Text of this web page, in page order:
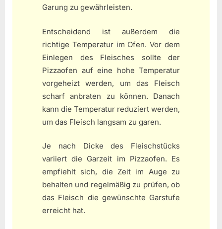
Garung zu gewährleisten.
Entscheidend ist außerdem die
richtige Temperatur im Ofen. Vor dem
Einlegen des Fleisches sollte der
Pizzaofen auf eine hohe Temperatur
vorgeheizt werden, um das Fleisch
scharf anbraten zu können. Danach
kann die Temperatur reduziert werden,
um das Fleisch langsam zu garen.
Je nach Dicke des Fleischstücks
variiert die Garzeit im Pizzaofen. Es
empfiehlt sich, die Zeit im Auge zu
behalten und regelmäßig zu prüfen, ob
das Fleisch die gewünschte Garstufe
erreicht hat.